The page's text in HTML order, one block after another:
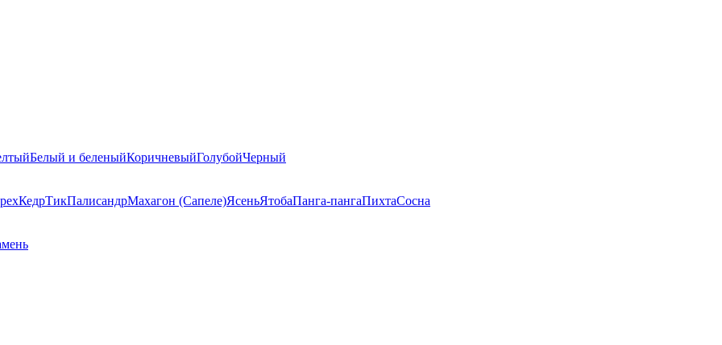
Белый и беленыйКоричневыйГолубойЧерный
КедрТикПалисандрМахагон (Сапеле)ЯсеньЯтобаПанга-пангаПихтаСосна